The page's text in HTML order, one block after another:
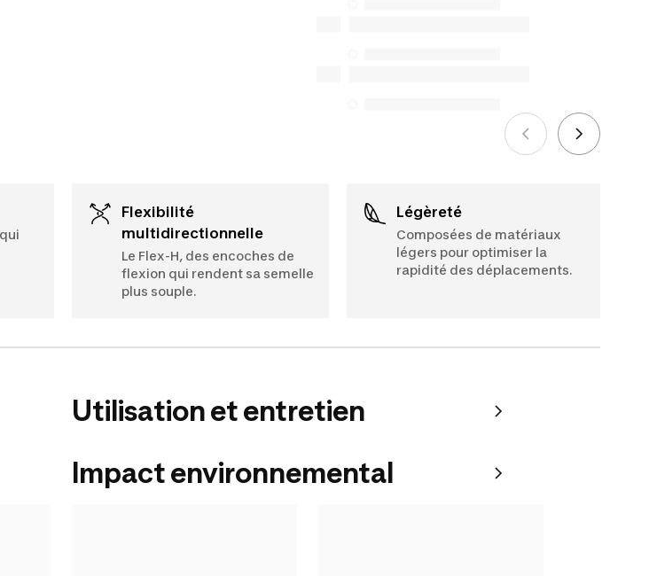
effectués à compter du 5 octobre 2025.
Flexibilité
multidirectionnelle
Le Flex-H, des encoches de
flexion qui rendent sa semelle
plus souple.
Légèreté
Composées de matériaux
légers pour optimiser la
rapidité des déplacements.
Utilisation et entretien
Impact environnemental